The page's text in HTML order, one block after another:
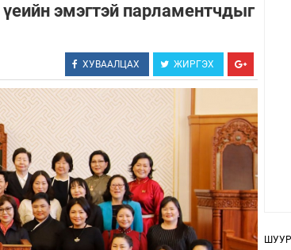
эмэгтэй парламентчдыг
ХУВААЛЦАХ ЖИРГЭХ